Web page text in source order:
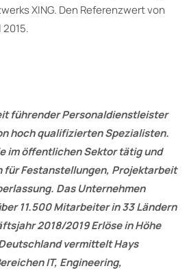
XING. Den Referenzwert von
2015.
führender Personaldienstleister
hoch qualifizierten Spezialisten.
im öffentlichen Sektor tätig und
Festanstellungen, Projektarbeit
Das Unternehmen
11.500 Mitarbeiter in 33 Ländern
2018/2019 Erlöse in Höhe
vermittelt Hays
IT, Engineering,